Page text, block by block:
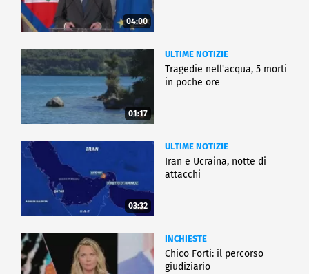
04:00
01:17
ULTIME NOTIZIE
Tragedie nell'acqua, 5 morti
in poche ore
03:32
ULTIME NOTIZIE
Iran e Ucraina, notte di
attacchi
INCHIESTE
Chico Forti: il percorso
giudiziario